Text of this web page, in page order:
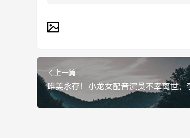
上一篇